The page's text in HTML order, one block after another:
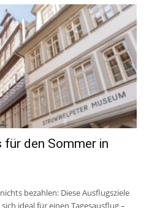
den Sommer in
bezahlen: Diese Ausflugsziele
ideal für einen Tagesausflug –